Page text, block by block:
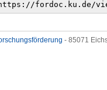
- 85071